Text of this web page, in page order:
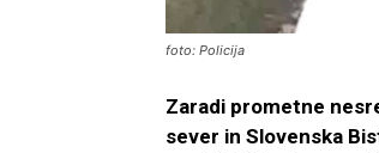
foto: Policija
Zaradi prometne
sever in Slovenska